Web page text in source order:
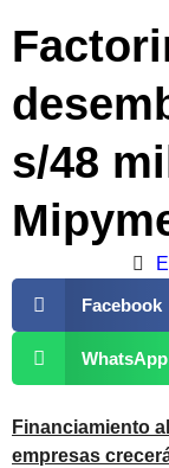
s/48
Facebook
WhatsApp
Financiamiento
empresas